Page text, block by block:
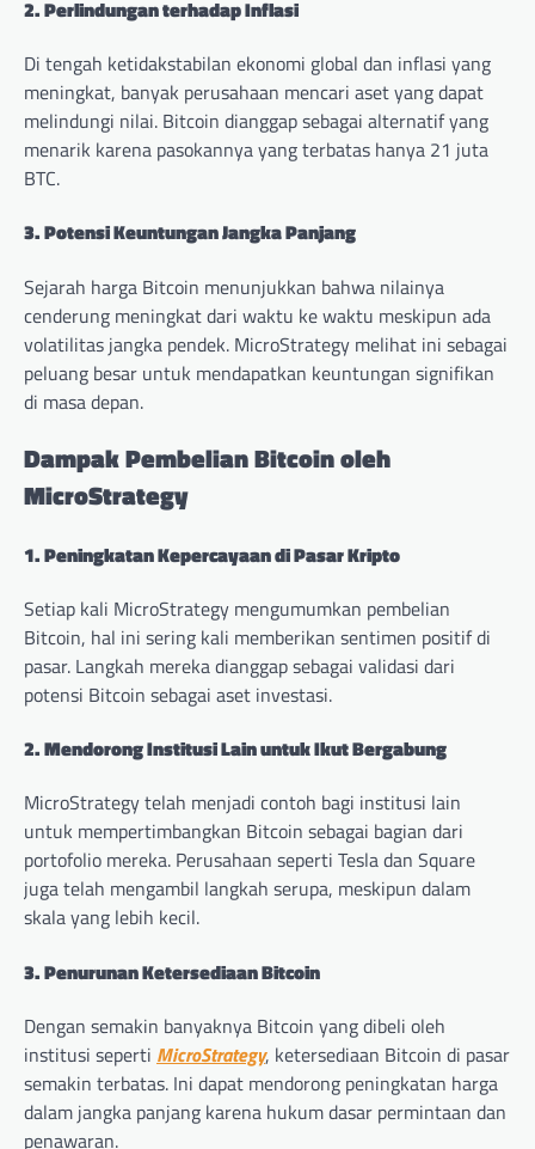
2. Perlindungan terhadap Inflasi
Di tengah ketidakstabilan ekonomi global dan inflasi yang
meningkat, banyak perusahaan mencari aset yang dapat
melindungi nilai. Bitcoin dianggap sebagai alternatif yang
menarik karena pasokannya yang terbatas hanya 21 juta
BTC.
3. Potensi Keuntungan Jangka Panjang
Sejarah harga Bitcoin menunjukkan bahwa nilainya
cenderung meningkat dari waktu ke waktu meskipun ada
volatilitas jangka pendek. MicroStrategy melihat ini sebagai
peluang besar untuk mendapatkan keuntungan signifikan
di masa depan.
Dampak Pembelian Bitcoin oleh
MicroStrategy
1. Peningkatan Kepercayaan di Pasar Kripto
Setiap kali MicroStrategy mengumumkan pembelian
Bitcoin, hal ini sering kali memberikan sentimen positif di
pasar. Langkah mereka dianggap sebagai validasi dari
potensi Bitcoin sebagai aset investasi.
2. Mendorong Institusi Lain untuk Ikut Bergabung
MicroStrategy telah menjadi contoh bagi institusi lain
untuk mempertimbangkan Bitcoin sebagai bagian dari
portofolio mereka. Perusahaan seperti Tesla dan Square
juga telah mengambil langkah serupa, meskipun dalam
skala yang lebih kecil.
3. Penurunan Ketersediaan Bitcoin
Dengan semakin banyaknya Bitcoin yang dibeli oleh
institusi seperti MicroStrategy, ketersediaan Bitcoin di pasar
semakin terbatas. Ini dapat mendorong peningkatan harga
dalam jangka panjang karena hukum dasar permintaan dan
penawaran.